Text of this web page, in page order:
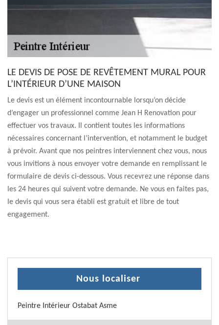
LE DEVIS DE POSE DE REVÊTEMENT MURAL POUR
L’INTÉRIEUR D’UNE MAISON
Le devis est un élément incontournable lorsqu’on décide
d’engager un professionnel comme Jean H Renovation pour
effectuer vos travaux. Il contient toutes les informations
nécessaires concernant l’intervention, et notamment le budget
à prévoir. Avant que nos peintres interviennent chez vous, nous
vous invitions à nous envoyer votre demande en remplissant le
formulaire de devis ci-dessous. Vous recevrez une réponse dans
les 24 heures qui suivent votre demande. Ne vous en faites pas,
le devis qui vous sera établi est gratuit et libre de tout
engagement.
Nous localiser
Peintre Intérieur Ostabat Asme